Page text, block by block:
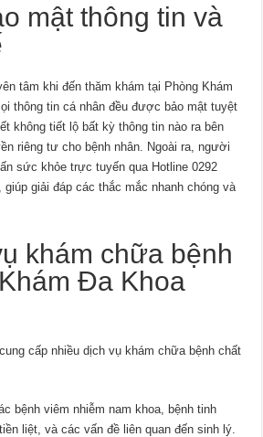
mật thông tin và
tâm khi đến thăm khám tại Phòng Khám
thông tin cá nhân đều được bảo mật tuyệt
không tiết lộ bất kỳ thông tin nào ra bên
riêng tư cho bệnh nhân. Ngoài ra, người
sức khỏe trực tuyến qua Hotline 0292
giúp giải đáp các thắc mắc nhanh chóng và
khám chữa bệnh
Đa Khoa
cấp nhiều dịch vụ khám chữa bệnh chất
bệnh viêm nhiễm nam khoa, bệnh tinh
liệt, và các vấn đề liên quan đến sinh lý.